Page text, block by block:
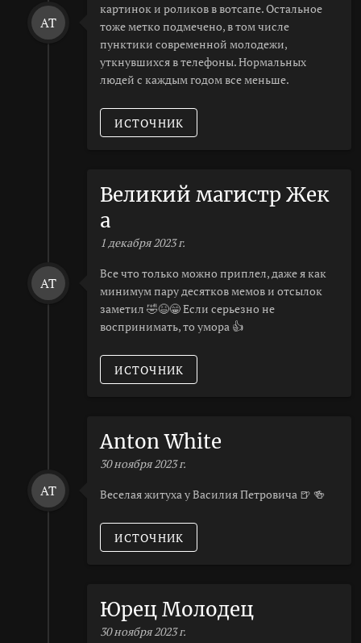
картинок и роликов в вотсапе. Остальное
тоже метко подмечено, в том числе
пунктики современной молодежи,
уткнувшихся в телефоны. Нормальных
людей с каждым годом все меньше.
ИСТОЧНИК
AT
Великий магистр Жек
а
1 декабря 2023 г.
Все что только можно приплел, даже я как
минимум пару десятков мемов и отсылок
заметил 🤣😆😁 Если серьезно не
воспринимать, то умора 👍
ИСТОЧНИК
AT
Anton White
30 ноября 2023 г.
Веселая житуха у Василия Петровича 🍺 🍻
ИСТОЧНИК
AT
Юрец Молодец
30 ноября 2023 г.